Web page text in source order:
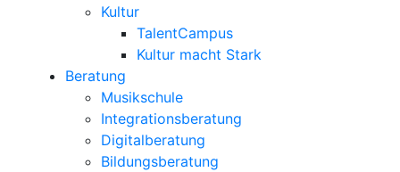
Kultur
TalentCampus
Kultur macht Stark
Beratung
Musikschule
Integrationsberatung
Digitalberatung
Bildungsberatung